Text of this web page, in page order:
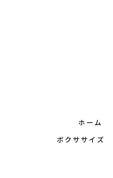
ホーム
ボクササイズ